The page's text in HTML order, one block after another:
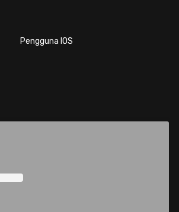
Pengguna IOS